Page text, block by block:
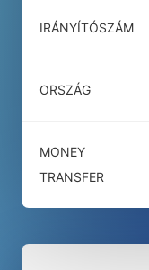
IRÁNYÍTÓSZÁM
ORSZÁG
MONEY
TRANSFER